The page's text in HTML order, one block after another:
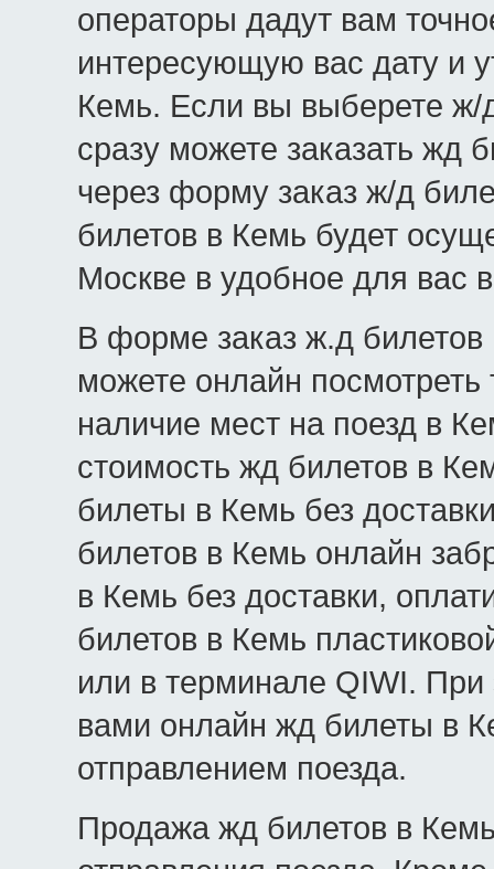
операторы дадут вам
интересующую вас дату и
Кемь. Если вы выберете ж/
сразу можете заказать жд
через форму заказ ж/д
билетов в Кемь будет
Москве в удобное для вас
В форме заказ ж.д
можете онлайн
наличие мест на поезд в
стоимость жд билетов в
билеты в Кемь без
билетов в Кемь онлайн
в Кемь без доставки,
билетов в Кемь
или в терминале QIWI.
вами онлайн жд билеты в
отправлением поезда.
Продажа жд билетов в